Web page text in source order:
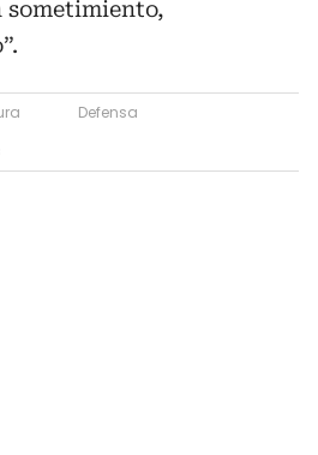
sometimiento,
Defensa